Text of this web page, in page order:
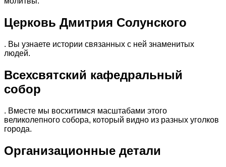
Церковь Дмитрия Солунского
. Вы узнаете истории связанных с ней знаменитых
людей.
Всехсвятский кафедральный
собор
. Вместе мы восхитимся масштабами этого
великолепного собора, который видно из разных уголков
города.
Организационные детали